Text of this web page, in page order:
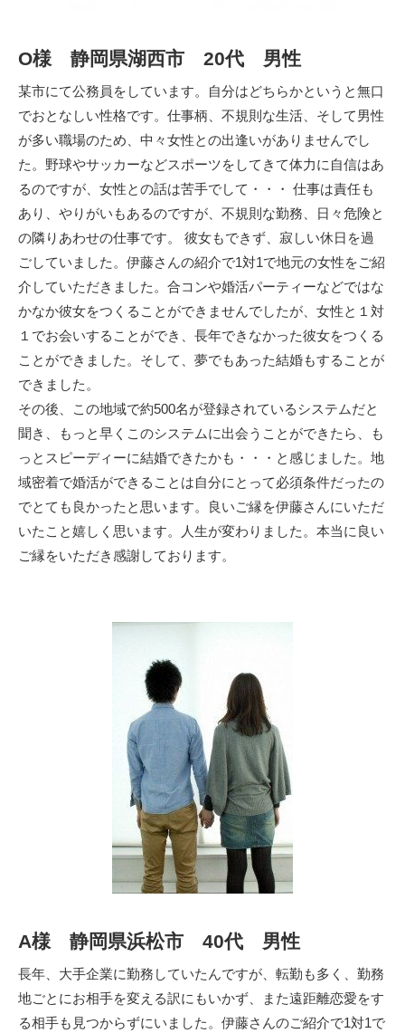
O様 静岡県湖西市 20代 男性
某市にて公務員をしています。自分はどちらかというと無口
でおとなしい性格です。仕事柄、不規則な生活、そして男性
が多い職場のため、中々女性との出逢いがありませんでし
た。野球やサッカーなどスポーツをしてきて体力に自信はあ
るのですが、女性との話は苦手でして・・・ 仕事は責任も
あり、やりがいもあるのですが、不規則な勤務、日々危険と
の隣りあわせの仕事です。 彼女もできず、寂しい休日を過
ごしていました。伊藤さんの紹介で1対1で地元の女性をご紹
介していただきました。合コンや婚活パーティーなどではな
かなか彼女をつくることができませんでしたが、女性と１対
１でお会いすることができ、長年できなかった彼女をつくる
ことができました。そして、夢でもあった結婚もすることが
できました。
その後、この地域で約500名が登録されているシステムだと
聞き、もっと早くこのシステムに出会うことができたら、も
っとスピーディーに結婚できたかも・・・と感じました。地
域密着で婚活ができることは自分にとって必須条件だったの
でとても良かったと思います。良いご縁を伊藤さんにいただ
いたこと嬉しく思います。人生が変わりました。本当に良い
ご縁をいただき感謝しております。
A様 静岡県浜松市 40代 男性
長年、大手企業に勤務していたんですが、転勤も多く、勤務
地ごとにお相手を変える訳にもいかず、また遠距離恋愛をす
る相手も見つからずにいました。伊藤さんのご紹介で1対1で